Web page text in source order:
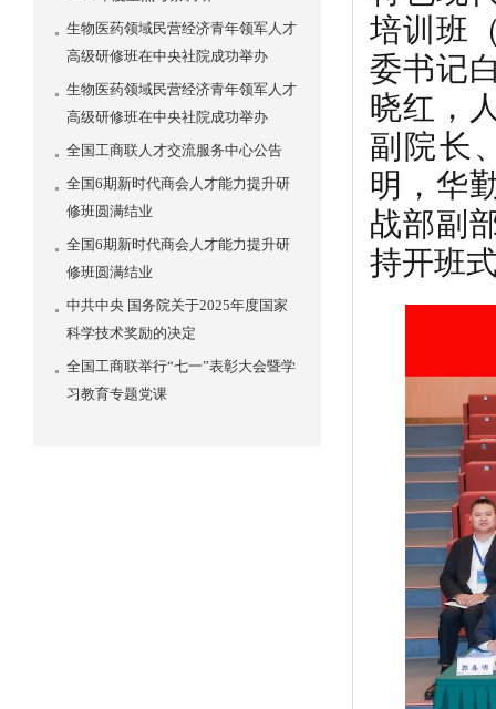
生物医药领域民营经济青年领军人才
高级研修班在中央社院成功举办
生物医药领域民营经济青年领军人才
高级研修班在中央社院成功举办
全国工商联人才交流服务中心公告
全国6期新时代商会人才能力提升研
修班圆满结业
全国6期新时代商会人才能力提升研
修班圆满结业
中共中央 国务院关于2025年度国家
科学技术奖励的决定
全国工商联举行“七一”表彰大会暨学
习教育专题党课
培训班
委书记
晓红，
副院长
明，华
战部副
持开班